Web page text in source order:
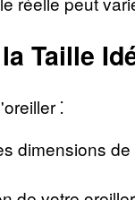
Taille
⁚
dimensions